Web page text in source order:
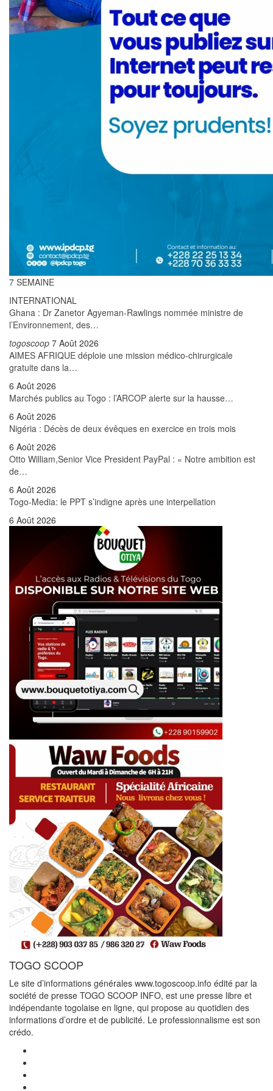
7 SEMAINE
INTERNATIONAL
Ghana : Dr Zanetor Agyeman-Rawlings nommée ministre de
l’Environnement, des…
togoscoop 7 Août 2026
AIMES AFRIQUE déploie une mission médico-chirurgicale
gratuite dans la…
6 Août 2026
Marchés publics au Togo : l’ARCOP alerte sur la hausse…
6 Août 2026
Nigéria : Décès de deux évêques en exercice en trois mois
6 Août 2026
Otto William,Senior Vice President PayPal : « Notre ambition est
de…
6 Août 2026
Togo-Media: le PPT s’indigne après une interpellation
6 Août 2026
TOGO SCOOP
Le site d’informations générales www.togoscoop.info édité par la
société de presse TOGO SCOOP INFO, est une presse libre et
indépendante togolaise en ligne, qui propose au quotidien des
informations d’ordre et de publicité. Le professionnalisme est son
crédo.